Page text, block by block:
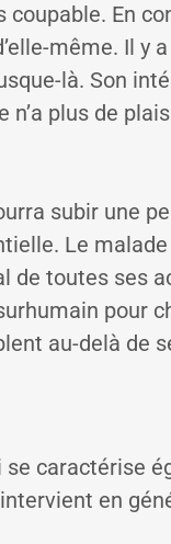
En
même. Il y
là. Son
n’a plus de
subir une
Le
de toutes ses
pour
au-delà de
se caractérise
en